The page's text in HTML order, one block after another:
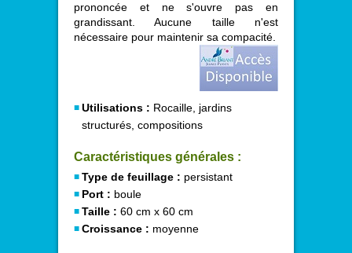
prononcée et ne s'ouvre pas en
grandissant. Aucune taille n'est
nécessaire pour maintenir sa compacité.
Utilisations : Rocaille, jardins
structurés, compositions
Caractéristiques générales :
Type de feuillage : persistant
Port : boule
Taille : 60 cm x 60 cm
Croissance : moyenne